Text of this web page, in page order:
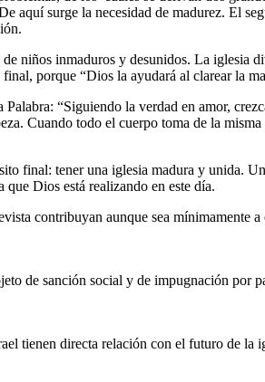
aquí surge la necesidad de madurez. El
niños inmaduros y desunidos. La iglesia
porque “Dios la ayudará al clarear la
“Siguiendo la verdad en amor,
Cuando todo el cuerpo toma de la
final: tener una iglesia madura y unida.
que Dios está realizando en este día.
contribuyan aunque sea mínimamente
de sanción social y de impugnación por
tienen directa relación con el futuro de la